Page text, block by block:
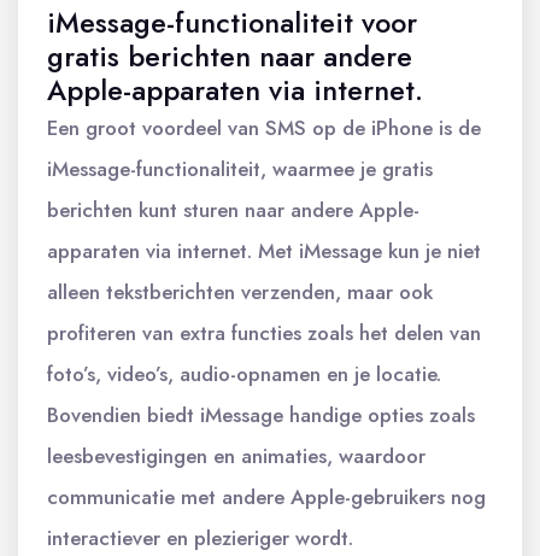
iMessage-functionaliteit voor
gratis berichten naar andere
Apple-apparaten via internet.
Een groot voordeel van SMS op de iPhone is de
iMessage-functionaliteit, waarmee je gratis
berichten kunt sturen naar andere Apple-
apparaten via internet. Met iMessage kun je niet
alleen tekstberichten verzenden, maar ook
profiteren van extra functies zoals het delen van
foto’s, video’s, audio-opnamen en je locatie.
Bovendien biedt iMessage handige opties zoals
leesbevestigingen en animaties, waardoor
communicatie met andere Apple-gebruikers nog
interactiever en plezieriger wordt.